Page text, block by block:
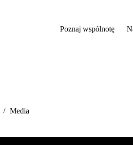
Poznaj wspólnotę
Media